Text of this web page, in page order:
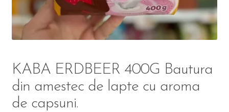
SOLUȚII CURĂȚENIE
PERSONALĂ
TROLERE
KABA ERDBEER 400G Bautura
din amestec de lapte cu aroma
de capsuni.